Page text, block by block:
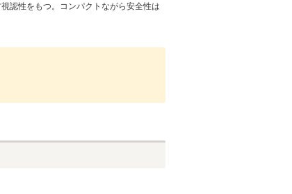
認性をもつ。コンパクトながら安全性は